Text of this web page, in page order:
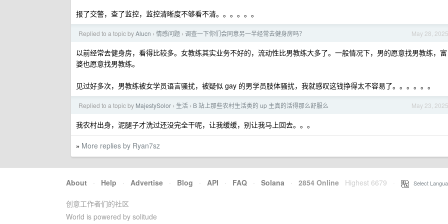
报了交警，查了监控，监控清晰度不够看不清。。。。。。
May 28, 2025
Replied to a topic byAlucn › 情感问题 › 调查一下你们会同意另一半经常去健身房吗？
以前经常去健身房，看得比较多。女教练其实业务不好的，流动性比男教练大多了。一般情况下，男的愿意找男教练，富
婆也愿意找男教练。
见过好多次，男教练被女学员语言骚扰，被疑似 gay 的男学员肢体骚扰，我就感叹这钱挣得太不容易了。。。。。。
May 23, 2025
Replied to a topic by MajestySolor › 生活 › B 站上那些农村生活类的 up 主真的活得那么舒服么
我农村出身，泥腿子才洗过还没完全干呢，让我缓缓，别让我马上回去。。。
» More replies by Ryan7sz
About · Help · Advertise · Blog · API · FAQ · Solana · 2854 Online Highest 6679 Select
创意工作者们的社区
World is powered by solitude